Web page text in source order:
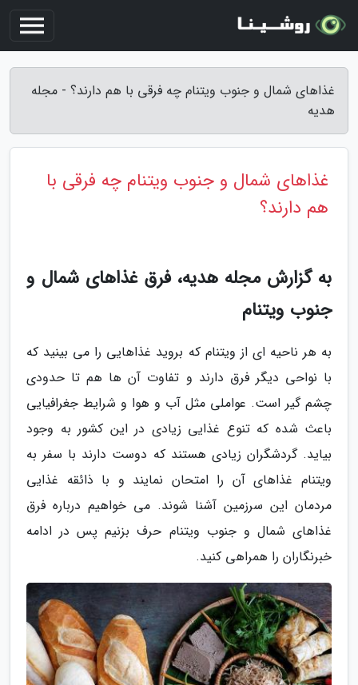
غذاهای شمال و جنوب ویتنام چه فرقی با هم دارند؟ - مجله
هدیه
غذاهای شمال و جنوب ویتنام چه فرقی با
هم دارند؟
به گزارش مجله هدیه، فرق غذاهای شمال و
جنوب ویتنام
به هر ناحیه ای از ویتنام که بروید غذاهایی را می بینید که
با نواحی دیگر فرق دارند و تفاوت آن ها هم تا حدودی
چشم گیر است. عواملی مثل آب و هوا و شرایط جغرافیایی
باعث شده که تنوع غذایی زیادی در این کشور به وجود
بیاید. گردشگران زیادی هستند که دوست دارند با سفر به
ویتنام غذاهای آن را امتحان نمایند و با ذائقه غذایی
مردمان این سرزمین آشنا شوند. می خواهیم درباره فرق
غذاهای شمال و جنوب ویتنام حرف بزنیم پس در ادامه
خبرنگاران را همراهی کنید.